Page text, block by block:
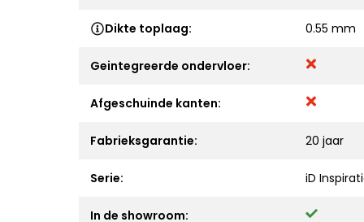
Dikte toplaag: 0.55 mm
Geintegreerde ondervloer:
Afgeschuinde kanten:
Fabrieksgarantie: 20 jaar
Serie: iD
In de showroom: